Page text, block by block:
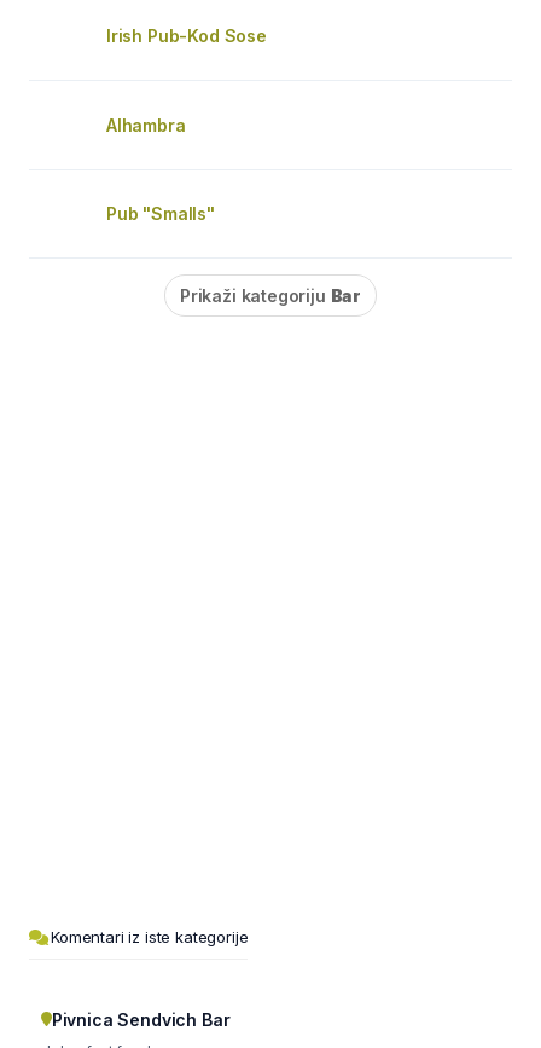
Irish Pub-Kod Sose
Alhambra
Pub "Smalls"
Prikaži kategoriju Bar
Komentari iz iste kategorije
Pivnica Sendvich Bar